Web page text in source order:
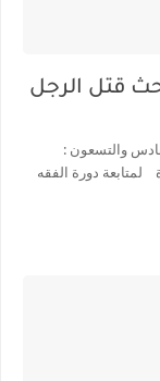
قتل الرجل
والتسعون :
دورة الفقه